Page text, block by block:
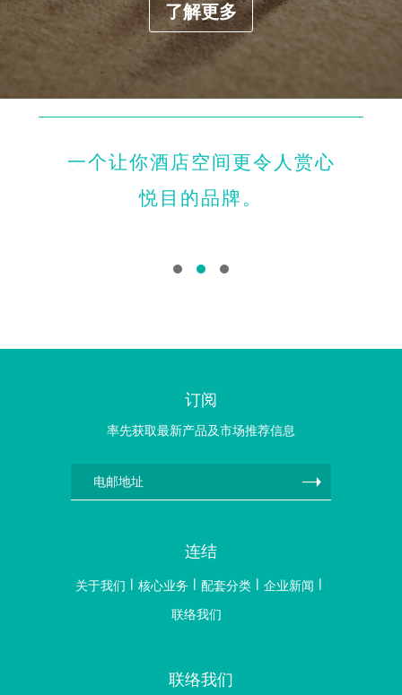
了解更多
一个让你酒店空间更令人赏心
悦目的品牌。
悦空间，新一代综合智慧服务
商。
订阅
率先获取最新产品及市场推荐信息
连结
关于我们 核心业务 配套分类
企业新闻
联络我们
联络我们